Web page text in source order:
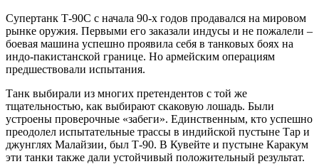
Супертанк Т-90С с начала 90-х годов продавался на мировом
рынке оружия. Первыми его заказали индусы и не пожалели –
боевая машина успешно проявила себя в танковых боях на
индо-пакистанской границе. Но армейским операциям
предшествовали испытания.
Танк выбирали из многих претендентов с той же
тщательностью, как выбирают скаковую лошадь. Были
устроены проверочные «забеги». Единственным, кто успешно
преодолел испытательные трассы в индийской пустыне Тар и
джунглях Малайзии, был Т-90. В Кувейте и пустыне Каракум
эти танки также дали устойчивый положительный результат.